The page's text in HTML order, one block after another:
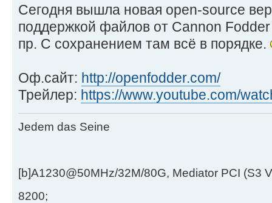
Сегодня вышла новая open-source
поддержкой файлов от Cannon
пр. С сохранением там всё в порядке.
Оф.сайт: http://openfodder.com/
Трейлер: https://www.youtube.com/
Jedem das Seine
[b]A1230@50MHz/32M/80G, Mediator PCI (S3
8200;